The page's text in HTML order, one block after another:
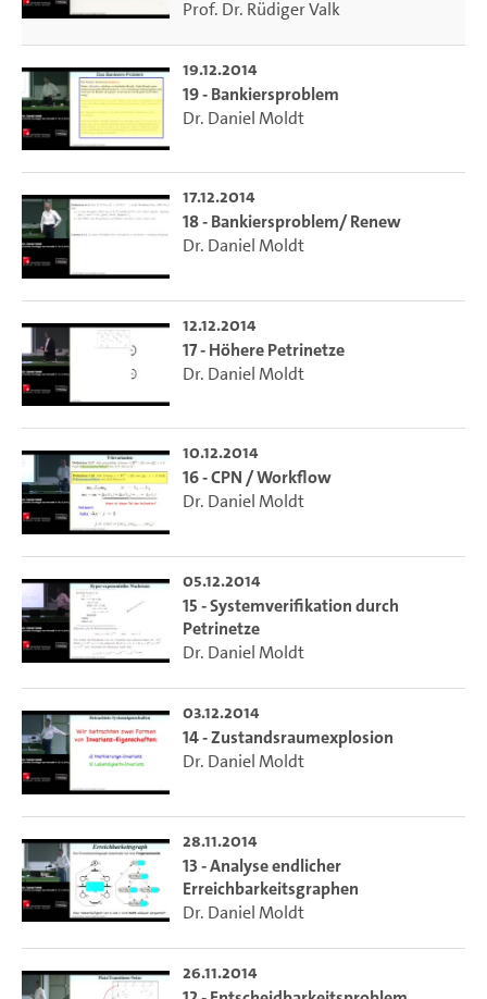
Prof. Dr. Rüdiger Valk
19.12.2014
19 - Bankiersproblem
Dr. Daniel Moldt
17.12.2014
18 - Bankiersproblem/ Renew
Dr. Daniel Moldt
12.12.2014
17 - Höhere Petrinetze
Dr. Daniel Moldt
10.12.2014
16 - CPN / Workflow
Dr. Daniel Moldt
05.12.2014
15 - Systemverifikation durch
Petrinetze
Dr. Daniel Moldt
03.12.2014
14 - Zustandsraumexplosion
Dr. Daniel Moldt
28.11.2014
13 - Analyse endlicher
Erreichbarkeitsgraphen
Dr. Daniel Moldt
26.11.2014